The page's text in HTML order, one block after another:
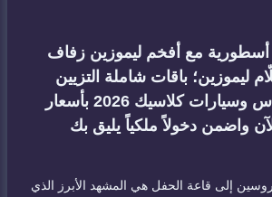
أسطورية مع أفخم ليموزين زفاف
باقات شاملة التزيين
بسيارات مرسيدس وسيارات كلاسيك 2026 بأسعار
واضمن دخولاً ملكياً يليق بك
إلى قاعة الحفل هي المشهد الأبرز الذي